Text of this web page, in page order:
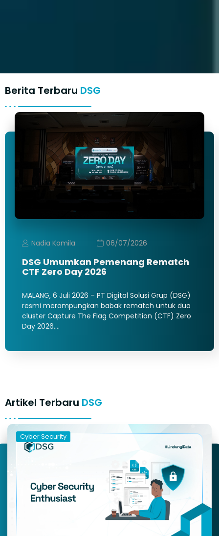
Berita Terbaru DSG
Nadia Kamila 06/07/2026
DSG Umumkan Pemenang Rematch
CTF Zero Day 2026
MALANG, 6 Juli 2026 – PT Digital Solusi Grup (DSG)
resmi merampungkan babak rematch untuk dua
cluster Capture The Flag Competition (CTF) Zero
Day 2026,…
Artikel Terbaru DSG
Cyber Security